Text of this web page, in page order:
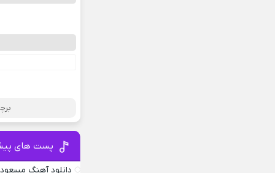
پست های
دانلود آهنگ